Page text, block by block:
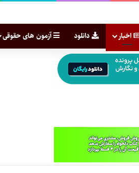
اخبار دانلود آزمون های حقوقی